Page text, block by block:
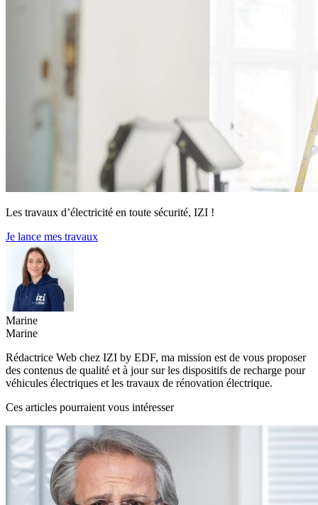
Les travaux d’électricité en toute sécurité, IZI !
Je lance mes travaux
Marine
Marine
Rédactrice Web chez IZI by EDF, ma mission est de vous proposer
des contenus de qualité et à jour sur les dispositifs de recharge pour
véhicules électriques et les travaux de rénovation électrique.
Ces articles pourraient vous intéresser